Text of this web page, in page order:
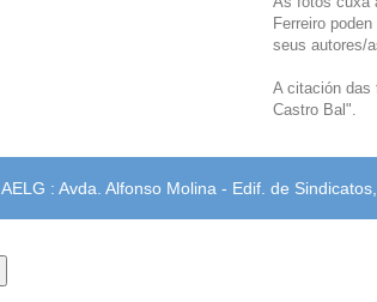
Ferreiro
seus autores/
A citación das
Castro Bal".
AELG : Avda. Alfonso Molina - Edif. de